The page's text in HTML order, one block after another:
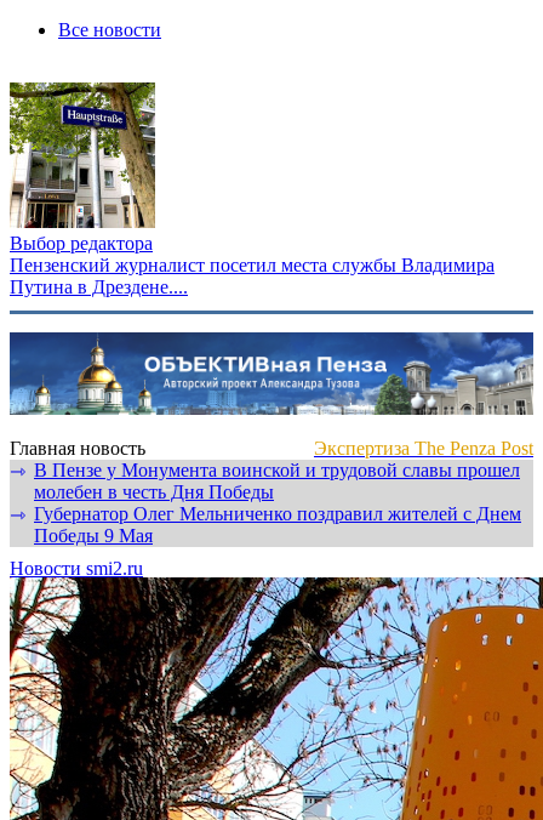
Все новости
Выбор редактора
Пензенский журналист посетил места службы Владимира
Путина в Дрездене....
Главная новость
Экспертиза The Penza Post
⇾ В Пензе у Монумента воинской и трудовой славы прошел
молебен в честь Дня Победы
⇾ Губернатор Олег Мельниченко поздравил жителей с Днем
Победы 9 Мая
Новости smi2.ru